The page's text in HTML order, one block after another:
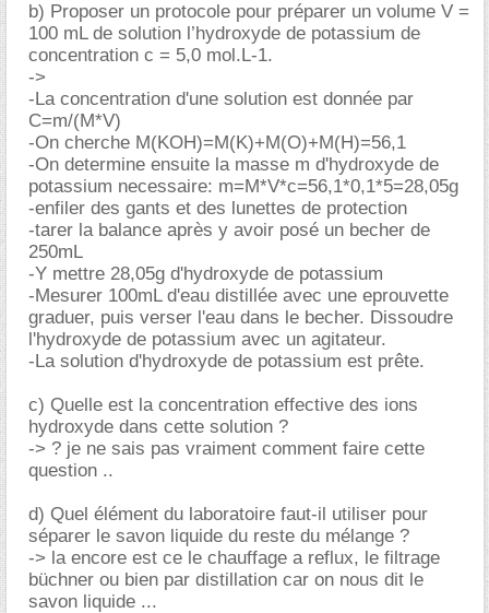
b) Proposer un protocole pour préparer un volume V =
100 mL de solution l’hydroxyde de potassium de
concentration c = 5,0 mol.L-1.
->
-La concentration d'une solution est donnée par
C=m/(M*V)
-On cherche M(KOH)=M(K)+M(O)+M(H)=56,1
-On determine ensuite la masse m d'hydroxyde de
potassium necessaire: m=M*V*c=56,1*0,1*5=28,05g
-enfiler des gants et des lunettes de protection
-tarer la balance après y avoir posé un becher de
250mL
-Y mettre 28,05g d'hydroxyde de potassium
-Mesurer 100mL d'eau distillée avec une eprouvette
graduer, puis verser l'eau dans le becher. Dissoudre
l'hydroxyde de potassium avec un agitateur.
-La solution d'hydroxyde de potassium est prête.
c) Quelle est la concentration effective des ions
hydroxyde dans cette solution ?
-> ? je ne sais pas vraiment comment faire cette
question ..
d) Quel élément du laboratoire faut-il utiliser pour
séparer le savon liquide du reste du mélange ?
-> la encore est ce le chauffage a reflux, le filtrage
büchner ou bien par distillation car on nous dit le
savon liquide ...